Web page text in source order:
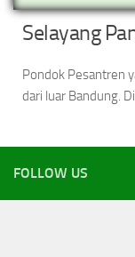
Selayang
Pondok Pesantren
dari luar Bandung.
FOLLOW US